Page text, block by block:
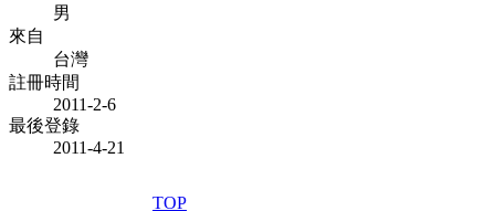
男
來自
台灣
註冊時間
2011-2-6
最後登錄
2011-4-21
TOP